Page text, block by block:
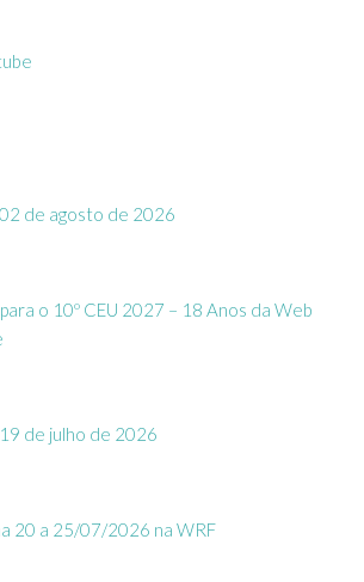
de agosto de 2026
o 10º CEU 2027 – 18 Anos da Web
de julho de 2026
20 a 25/07/2026 na WRF